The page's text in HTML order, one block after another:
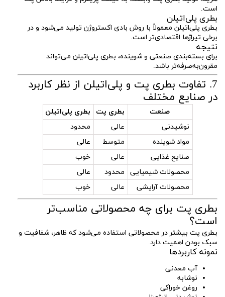
است.
بطری پلی‌اتیلن
بطری پلی‌اتیلن معمولاً با روش بادی اکستروژن تولید می‌شود و در
برخی تیراژها اقتصادی‌تر است.
نتیجه
برای بسته‌بندی صنعتی و شوینده، بطری پلی‌اتیلن می‌تواند
مقرون‌به‌صرفه‌تر باشد.
7. تفاوت بطری پت و پلی‌اتیلن از نظر کاربرد
در صنایع مختلف
صنعت بطری پت
بطری پلی‌اتیلن
نوشیدنی
عالی
محدود
مواد شوینده
متوسط
عالی
صنایع غذایی
عالی
خوب
محصولات شیمیایی
محدود
عالی
محصولات آرایشی
عالی خوب
بطری پت برای چه محصولاتی مناسب‌تر
است؟
بطری پت بیشتر در محصولاتی استفاده می‌شود که ظاهر، شفافیت و
سبک بودن اهمیت دارد.
نمونه کاربردها
آب معدنی
نوشابه
روغن خوراکی